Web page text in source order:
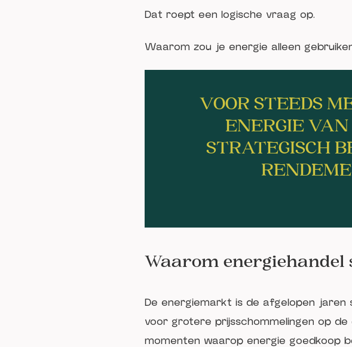
Dat roept een logische vraag op.
Waarom zou je energie alleen
VOOR STEEDS
ENERGIE
STRATEGISCH
Waarom
De energiemarkt is de afgelopen
voor grotere prijsschommelingen op
momenten waarop energie goedkoop